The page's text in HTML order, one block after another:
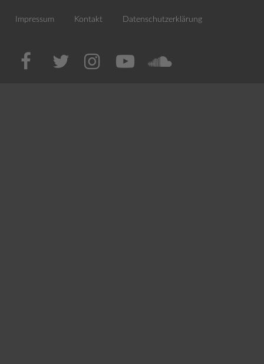
Impressum Kontakt Datenschutzerklärung